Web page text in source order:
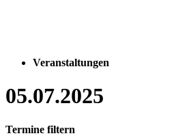
Veranstaltungen
05.07.2025
Termine filtern